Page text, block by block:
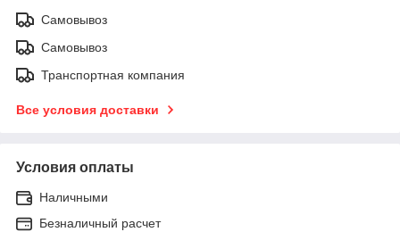
Самовывоз
Самовывоз
Транспортная компания
Все условия доставки
Условия оплаты
Наличными
Безналичный расчет